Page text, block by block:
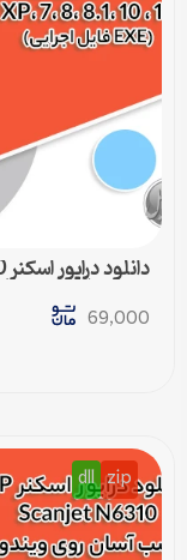
سریع برای ویندوزهای XP تا 11
69,000
zip
dll